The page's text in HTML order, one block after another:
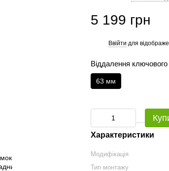
5 199 грн
Ввійти для
Віддалення
63 мм
Характеристики
Модифікація
Тип монтажу